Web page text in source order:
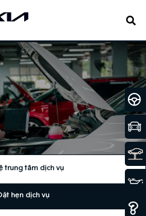
trung tâm dịch vụ
hẹn dịch vụ